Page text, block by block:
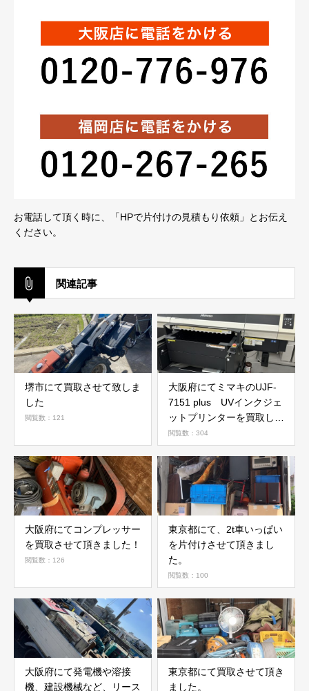
お電話して頂く時に、「HPで片付けの見積もり依頼」とお伝え
ください。
関連記事
堺市にて買取させて致しま
した
閲覧数：121
大阪府にてミマキのUJF-
7151 plus UVインクジェ
ットプリンターを買取しま
した。
閲覧数：304
大阪府にてコンプレッサー
を買取させて頂きました！
閲覧数：126
東京都にて、2t車いっぱい
を片付けさせて頂きまし
た。
閲覧数：100
大阪府にて発電機や溶接
機、建設機械など、リース
東京都にて買取させて頂き
ました。